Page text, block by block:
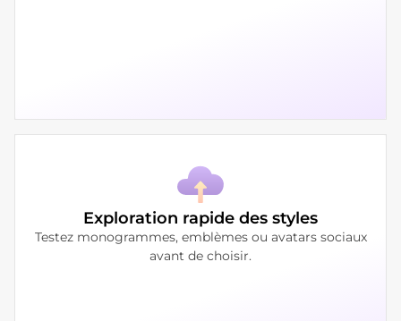
Exploration rapide des styles
Testez monogrammes, emblèmes ou avatars sociaux
avant de choisir.